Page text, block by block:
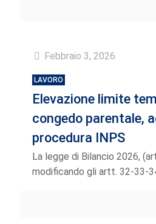
Febbraio 3, 2026
LAVORO
Elevazione limite
congedo parentale,
procedura INPS
La legge di Bilancio 2026,
modificando gli artt. 32-33-